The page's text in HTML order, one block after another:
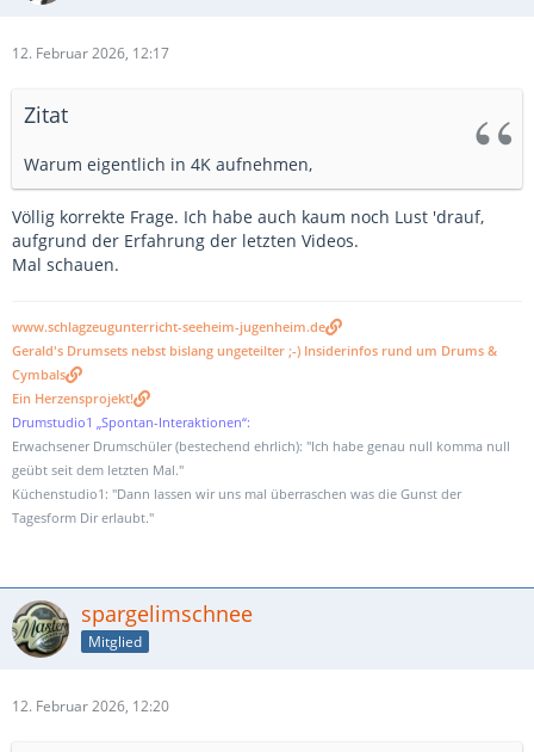
12. Februar 2026, 12:17
Zitat
Warum eigentlich in 4K aufnehmen,
Völlig korrekte Frage. Ich habe auch kaum noch Lust 'drauf,
aufgrund der Erfahrung der letzten Videos.
Mal schauen.
www.schlagzeugunterricht-seeheim-jugenheim.de
Gerald's Drumsets nebst bislang ungeteilter ;-) Insiderinfos rund um Drums &
Cymbals
Ein Herzensprojekt!
Drumstudio1 „Spontan-Interaktionen“:
Erwachsener Drumschüler (bestechend ehrlich): "Ich habe genau null komma null
geübt seit dem letzten Mal."
Küchenstudio1: "Dann lassen wir uns mal überraschen was die Gunst der
Tagesform Dir erlaubt."
spargelimschnee
Mitglied
12. Februar 2026, 12:20